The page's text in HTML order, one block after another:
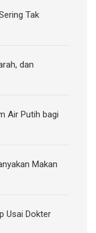
Tak
dan
Air Putih bagi
Makan
Usai Dokter